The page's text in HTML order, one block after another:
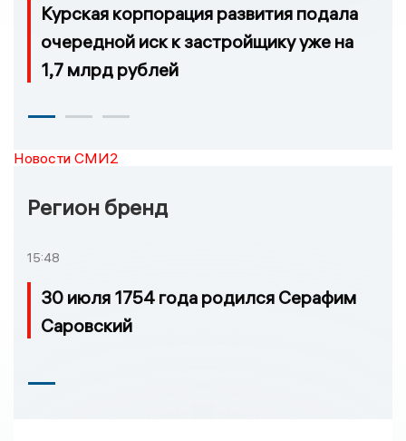
Курская корпорация развития подала
очередной иск к застройщику уже на
1,7 млрд рублей
Новости СМИ2
Регион бренд
15:48
30 июля 1754 года родился Серафим
Саровский